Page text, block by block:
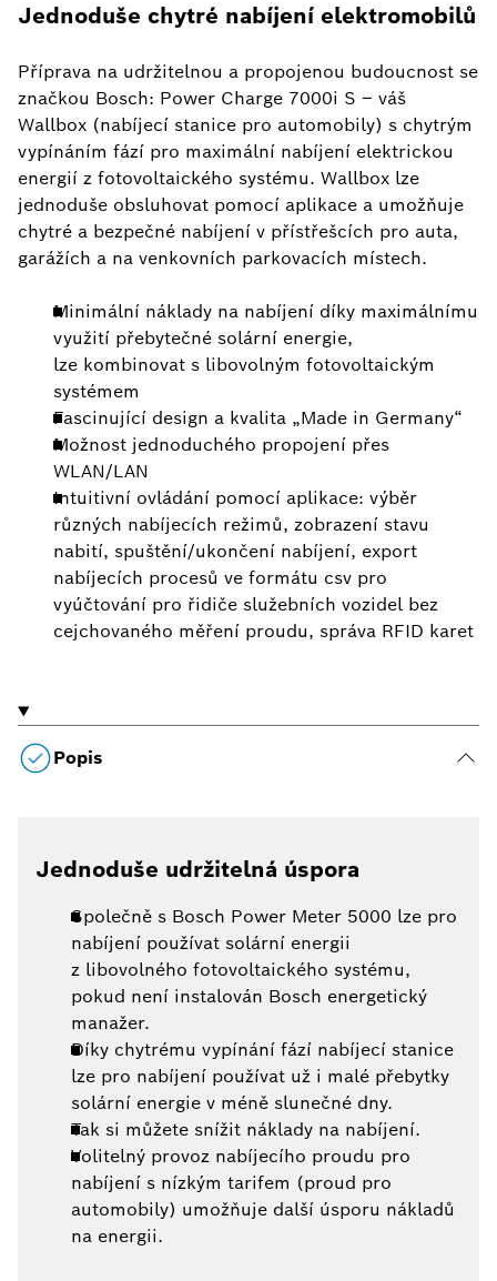
Jednoduše chytré nabíjení elektromobilů
Příprava na udržitelnou a propojenou budoucnost se
značkou Bosch: Power Charge 7000i S – váš
Wallbox (nabíjecí stanice pro automobily) s chytrým
vypínáním fází pro maximální nabíjení elektrickou
energií z fotovoltaického systému. Wallbox lze
jednoduše obsluhovat pomocí aplikace a umožňuje
chytré a bezpečné nabíjení v přístřešcích pro auta,
garážích a na venkovních parkovacích místech.
Minimální náklady na nabíjení díky maximálnímu
využití přebytečné solární energie,
lze kombinovat s libovolným fotovoltaickým
systémem
Fascinující design a kvalita „Made in Germany“
Možnost jednoduchého propojení přes
WLAN/LAN
Intuitivní ovládání pomocí aplikace: výběr
různých nabíjecích režimů, zobrazení stavu
nabití, spuštění/ukončení nabíjení, export
nabíjecích procesů ve formátu csv pro
vyúčtování pro řidiče služebních vozidel bez
cejchovaného měření proudu, správa RFID karet
Popis
Jednoduše udržitelná úspora
Společně s Bosch Power Meter 5000 lze pro
nabíjení používat solární energii
z libovolného fotovoltaického systému,
pokud není instalován Bosch energetický
manažer.
Díky chytrému vypínání fází nabíjecí stanice
lze pro nabíjení používat už i malé přebytky
solární energie v méně slunečné dny.
Tak si můžete snížit náklady na nabíjení.
Volitelný provoz nabíjecího proudu pro
nabíjení s nízkým tarifem (proud pro
automobily) umožňuje další úsporu nákladů
na energii.